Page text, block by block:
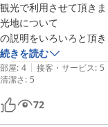
観光で利用させて頂き
光地について
の説明をいろいろと頂
でしたので助かりまし
続きを読む
部屋: 4 | 接客・サービス: 5
清潔さ: 5
72